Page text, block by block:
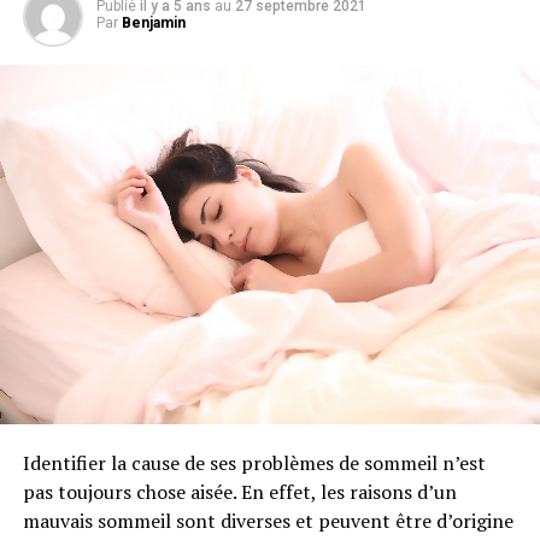
de ravintsara. Ceci lui confère donc une odeur agréable,
fraîche et légèrement épicée.
Ravintsara indication : dans quelles
circonstances utiliser cette huile
essentielle ?
Comme pour beaucoup d’huiles essentielles, l’essence de
ravintsara possède de nombreux atouts et peut être
utilisée pour vous aider dans différents domaines.
L’huile essentielle de ravintsara et les
affections respiratoires
Le ravintsara est reconnu pour ses qualités anti-
infectieuses, antivirales et tonifiantes. L’huile essentielle
de ravintsara est ainsi le plus souvent indiquée pour
Publié il y a 5 ans au 27 septembre 2021
Par Benjamin
Identifier la cause de ses problèmes de sommeil n’est
pas toujours chose aisée. En effet, les raisons d’un
mauvais sommeil sont diverses et peuvent être d’origine